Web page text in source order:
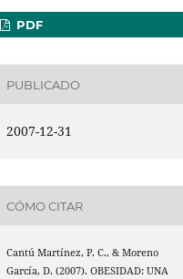
PDF
PUBLICADO
2007-12-31
CÓMO CITAR
Cantú Martínez, P. C., & Moreno
García, D. (2007). OBESIDAD: UNA